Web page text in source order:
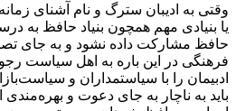
وقتی به ادیبان سترگ و نام آشنای
یا بنیادی مهم همچون بنیاد حافظ به
حافظ مشارکت داده نشود و به جای
فرهنگی در این باره به اهل سیاست
ادبیمان را با سیاستمداران و
باید به ناچار به جای دعوت و